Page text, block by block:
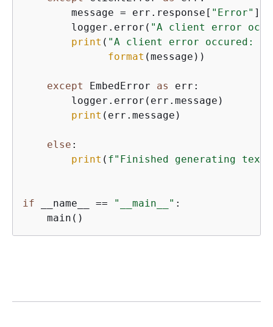
        message = err.response[
"Error" ][
        logger.error(
"A client error
print ( "A client error occured: "
format (message))
except EmbedError as
err:
        logger.error(err.message)
print (err.message)
else :
print ( f"Finished generating text
if __name__ == "__main__" :
    main()